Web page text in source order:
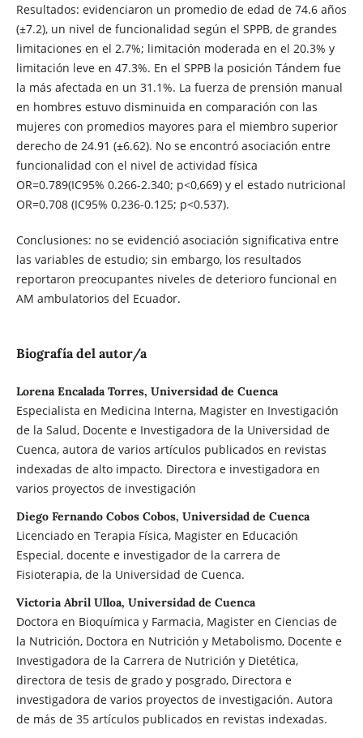
Resultados: evidenciaron un promedio de edad de 74.6 años
(±7.2), un nivel de funcionalidad según el SPPB, de grandes
limitaciones en el 2.7%; limitación moderada en el 20.3% y
limitación leve en 47.3%. En el SPPB la posición Tándem fue
la más afectada en un 31.1%. La fuerza de prensión manual
en hombres estuvo disminuida en comparación con las
mujeres con promedios mayores para el miembro superior
derecho de 24.91 (±6.62). No se encontró asociación entre
funcionalidad con el nivel de actividad física
OR=0.789(IC95% 0.266-2.340; p<0,669) y el estado nutricional
OR=0.708 (IC95% 0.236-0.125; p<0.537).
Conclusiones: no se evidenció asociación significativa entre
las variables de estudio; sin embargo, los resultados
reportaron preocupantes niveles de deterioro funcional en
AM ambulatorios del Ecuador.
Biografía del autor/a
Lorena Encalada Torres, Universidad de Cuenca
Especialista en Medicina Interna, Magister en Investigación
de la Salud, Docente e Investigadora de la Universidad de
Cuenca, autora de varios artículos publicados en revistas
indexadas de alto impacto. Directora e investigadora en
varios proyectos de investigación
Diego Fernando Cobos Cobos, Universidad de Cuenca
Licenciado en Terapia Física, Magister en Educación
Especial, docente e investigador de la carrera de
Fisioterapia, de la Universidad de Cuenca.
Victoria Abril Ulloa, Universidad de Cuenca
Doctora en Bioquímica y Farmacia, Magister en Ciencias de
la Nutrición, Doctora en Nutrición y Metabolismo, Docente e
Investigadora de la Carrera de Nutrición y Dietética,
directora de tesis de grado y posgrado, Directora e
investigadora de varios proyectos de investigación. Autora
de más de 35 artículos publicados en revistas indexadas.